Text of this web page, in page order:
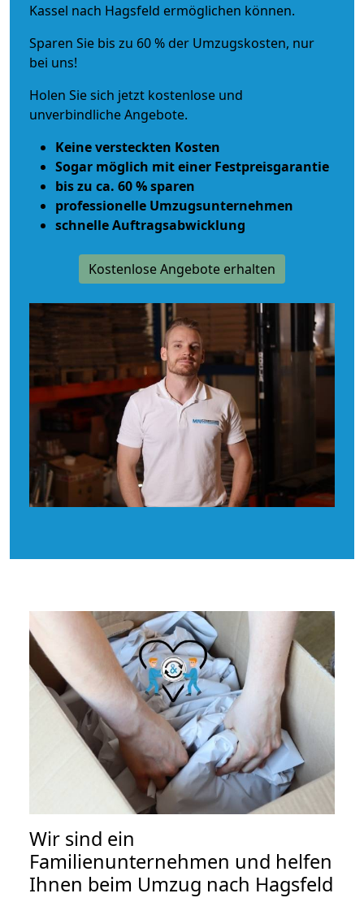
Kassel nach Hagsfeld ermöglichen können.
Sparen Sie bis zu 60 % der Umzugskosten, nur
bei uns!
Holen Sie sich jetzt kostenlose und
unverbindliche Angebote.
Keine versteckten Kosten
Sogar möglich mit einer Festpreisgarantie
bis zu ca. 60 % sparen
professionelle Umzugsunternehmen
schnelle Auftragsabwicklung
Kostenlose Angebote erhalten
Wir sind ein
Familienunternehmen und helfen
Ihnen beim Umzug nach Hagsfeld